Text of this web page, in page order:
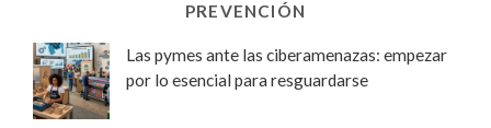
PREVENCIÓN
Las pymes ante las ciberamenazas: empezar
por lo esencial para resguardarse